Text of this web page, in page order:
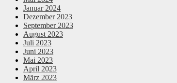
Januar 2024
Dezember 2023
September 2023
August 2023
Juli 2023
Juni 2023
Mai 2023
April 2023
März 2023